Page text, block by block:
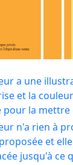
a une
et la
pour la mettre
n'a rien à
et
jusqu'à ce